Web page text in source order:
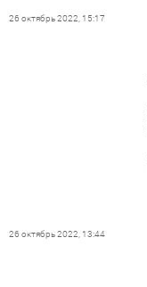
26 октябрь 2022, 15:17
26 октябрь 2022, 13:44